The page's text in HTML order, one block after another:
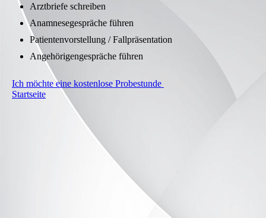
Arztbriefe schreiben
Anamnesegespräche führen
Patientenvorstellung / Fallpräsentation
Angehörigengespräche führen
Ich möchte eine kostenlose Probestunde
Startseite